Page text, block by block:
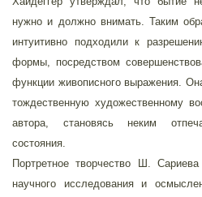
нужно и должно внимать. Таким
интуитивно подходили к
формы, посредством
функции живописного выражения.
тождественную художественному
автора, становясь неким
состояния.
Портретное творчество Ш.
научного исследования и